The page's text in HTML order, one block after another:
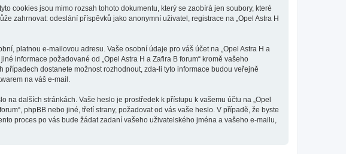
cookies jsou mimo rozsah tohoto dokumentu, který se zaobírá jen soubory, které
zahrnovat: odeslání příspěvků jako anonymní uživatel, registrace na „Opel Astra H
platnou e-mailovou adresu. Vaše osobní údaje pro váš účet na „Opel Astra H a
informace požadované od „Opel Astra H a Zafira B forum“ kromě vašeho
dostanete možnost rozhodnout, zda-li tyto informace budou veřejně
na váš e-mail.
dalších stránkách. Vaše heslo je prostředek k přístupu k vašemu účtu na „Opel
phpBB nebo jiné, třetí strany, požadovat od vás vaše heslo. V případě, že byste
proces po vás bude žádat zadaní vašeho uživatelského jména a vašeho e-mailu,